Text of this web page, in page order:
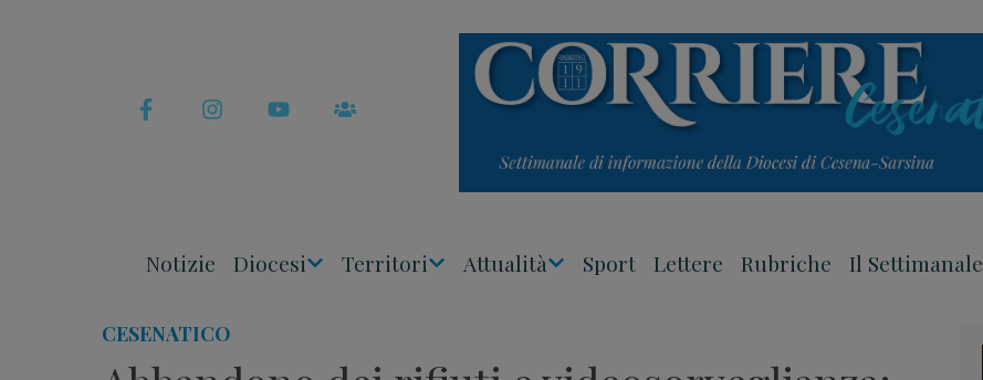
Notizie Diocesi Territori Attualità Sport Lettere Rubriche Il Settimanale
CESENATICO